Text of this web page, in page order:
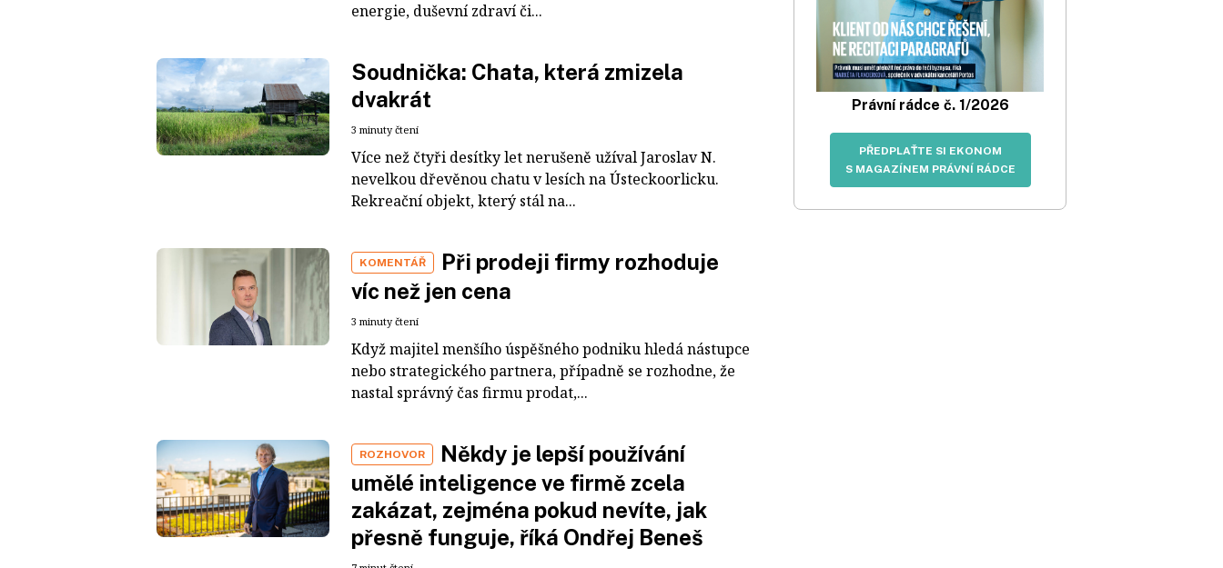
energie, duševní zdraví či...
Soudnička: Chata, která zmizela
dvakrát
3 minuty čtení
Více než čtyři desítky let nerušeně užíval Jaroslav N.
nevelkou dřevěnou chatu v lesích na Ústeckoorlicku.
Rekreační objekt, který stál na...
KOMENTÁŘ
Při prodeji firmy rozhoduje
víc než jen cena
3 minuty čtení
Když majitel menšího úspěšného podniku hledá nástupce
nebo strategického partnera, případně se rozhodne, že
nastal správný čas firmu prodat,...
ROZHOVOR
Někdy je lepší používání
umělé inteligence ve firmě zcela
zakázat, zejména pokud nevíte, jak
přesně funguje, říká Ondřej Beneš
Právní rádce č. 1/2026
PŘEDPLAŤTE SI EKONOM
S MAGAZÍNEM PRÁVNÍ RÁDCE